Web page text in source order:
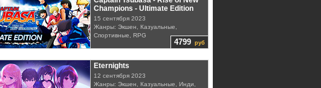
4799 руб
Champions - Ultimate Edition
15 сентября 2023
Жанры: Экшен, Казуальные,
Спортивные, RPG
Eternights
12 сентября 2023
Жанры: Экшен, Казуальные, Инди,